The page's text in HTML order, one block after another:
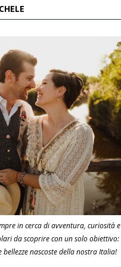
in cerca di avventura, curiosità e
da scoprire con un solo obiettivo:
bellezze nascoste della nostra Italia!